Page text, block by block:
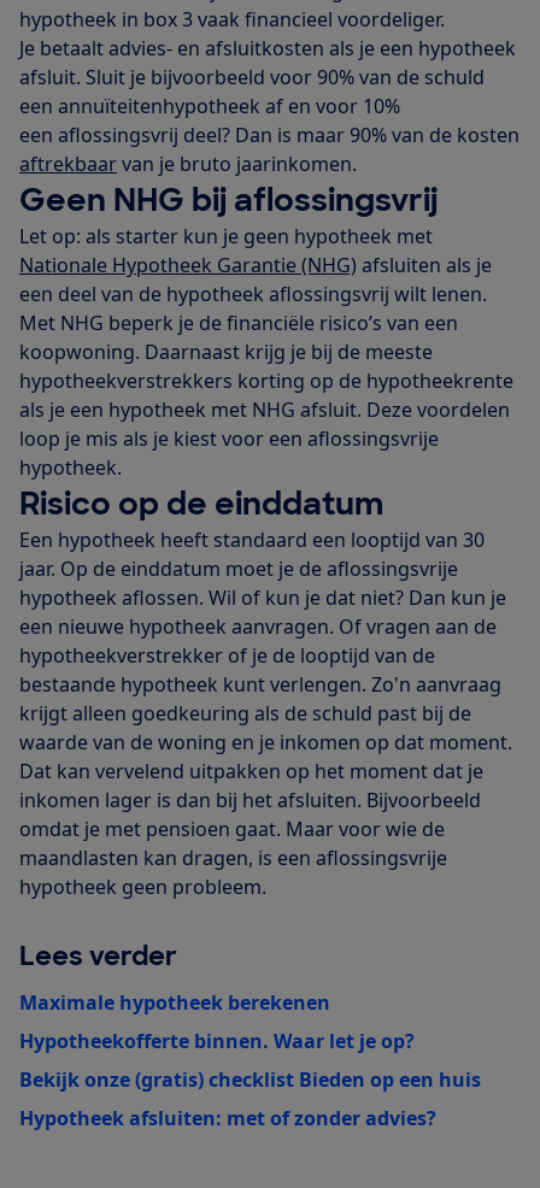
hypotheek in box 3 vaak financieel voordeliger.
Je betaalt advies- en afsluitkosten als je een hypotheek
afsluit. Sluit je bijvoorbeeld voor 90% van de schuld
een annuïteitenhypotheek af en voor 10%
een aflossingsvrij deel? Dan is maar 90% van de kosten
aftrekbaarvan je bruto jaarinkomen.
Geen NHG bij aflossingsvrij
Let op: als starter kun je geen hypotheek met
Nationale Hypotheek Garantie (NHG) afsluiten als je
een deel van de hypotheek aflossingsvrij wilt lenen.
Met NHG beperk je de financiële risico’s van een
koopwoning. Daarnaast krijg je bij de meeste
hypotheekverstrekkers korting op de hypotheekrente
als je een hypotheek met NHG afsluit. Deze voordelen
loop je mis als je kiest voor een aflossingsvrije
hypotheek.
Risico op de einddatum
Een hypotheek heeft standaard een looptijd van 30
jaar. Op de einddatum moet je de aflossingsvrije
hypotheek aflossen. Wil of kun je dat niet? Dan kun je
een nieuwe hypotheek aanvragen. Of vragen aan de
hypotheekverstrekker of je de looptijd van de
bestaande hypotheek kunt verlengen. Zo'n aanvraag
krijgt alleen goedkeuring als de schuld past bij de
waarde van de woning en je inkomen op dat moment.
Dat kan vervelend uitpakken op het moment dat je
inkomen lager is dan bij het afsluiten. Bijvoorbeeld
omdat je met pensioen gaat. Maar voor wie de
maandlasten kan dragen, is een aflossingsvrije
hypotheek geen probleem.
Lees verder
Maximale hypotheek berekenen
Hypotheekofferte binnen. Waar let je op?
Bekijk onze (gratis) checklist Bieden op een huis
Hypotheek afsluiten: met of zonder advies?